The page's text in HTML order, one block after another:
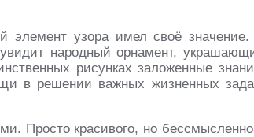
элемент узора имел своё
народный орнамент,
рисунках заложенные
в решении важных жизненных
Просто красивого, но